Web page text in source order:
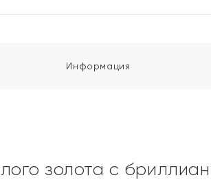
Информация
золота с